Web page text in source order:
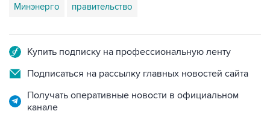
Минэнерго правительство
Купить подписку на профессиональную ленту
Подписаться на рассылку главных новостей сайта
Получать оперативные новости в официальном
канале